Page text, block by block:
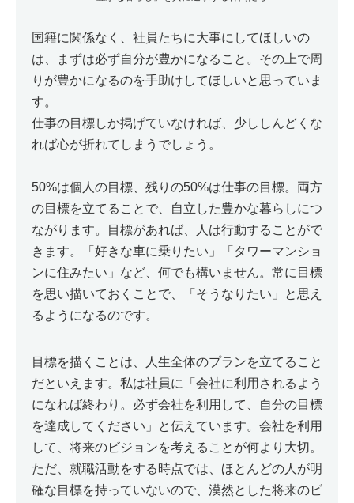
国籍に関係なく、社員たちに大事にしてほしいの
は、まずは必ず自分が豊かになること。その上で周
りが豊かになるのを手助けしてほしいと思っていま
す。
仕事の目標しか掲げていなければ、少ししんどくな
れば心が折れてしまうでしょう。
50%は個人の目標、残りの50%は仕事の目標。両方
の目標を立てることで、自立した豊かな暮らしにつ
ながります。目標があれば、人は行動することがで
きます。「好きな車に乗りたい」「タワーマンショ
ンに住みたい」など、何でも構いません。常に目標
を思い描いておくことで、「そうなりたい」と思え
るようになるのです。
目標を描くことは、人生全体のプランを立てること
だといえます。私は社員に「会社に利用されるよう
になれば終わり。必ず会社を利用して、自分の目標
を達成してください」と伝えています。会社を利用
して、将来のビジョンを考えることが何より大切。
ただ、就職活動をする時点では、ほとんどの人が明
確な目標を持っていないので、漠然とした将来のビ